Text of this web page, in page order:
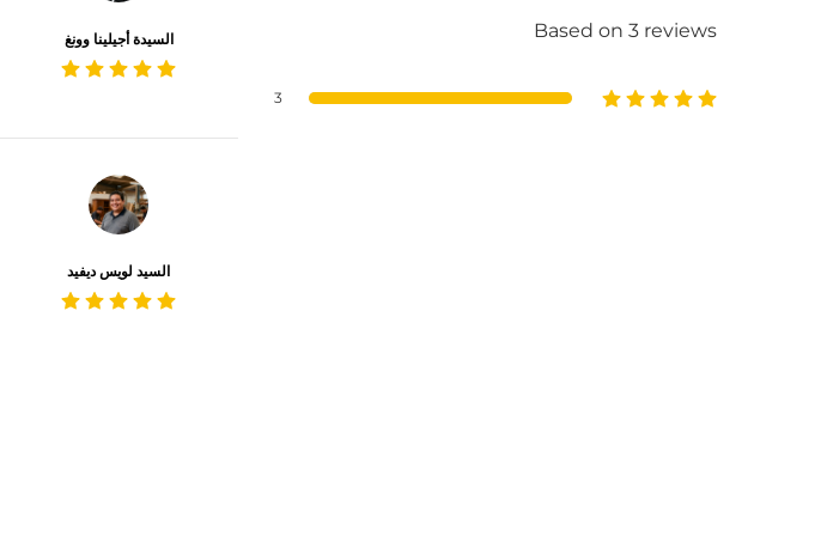
Based on 3 reviews
3
السيدة أجيلينا وونغ
السيد لويس ديفيد